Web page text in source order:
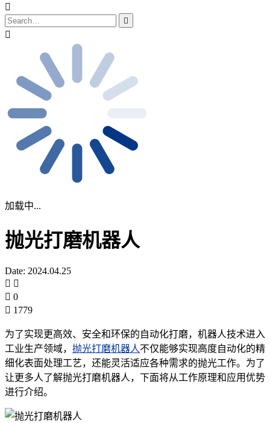
加载中...
抛光打磨机器人
Date: 2024.04.25
0
1779
为了实现更高效、安全和环保的自动化打磨，机器人技术进入
工业生产领域， 抛光打磨机器人不仅能够实现高度自动化的精
细化表面处理工艺，还能灵活适应各种需求的抛光工作。为了
让更多人了解抛光打磨机器人，下面将从工作原理和应用优势
进行介绍。